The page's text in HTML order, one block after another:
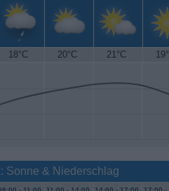
18°C 20°C 21°C
Sonne & Niederschlag